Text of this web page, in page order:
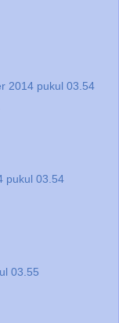
2014 pukul 03.54
pukul 03.54
03.55